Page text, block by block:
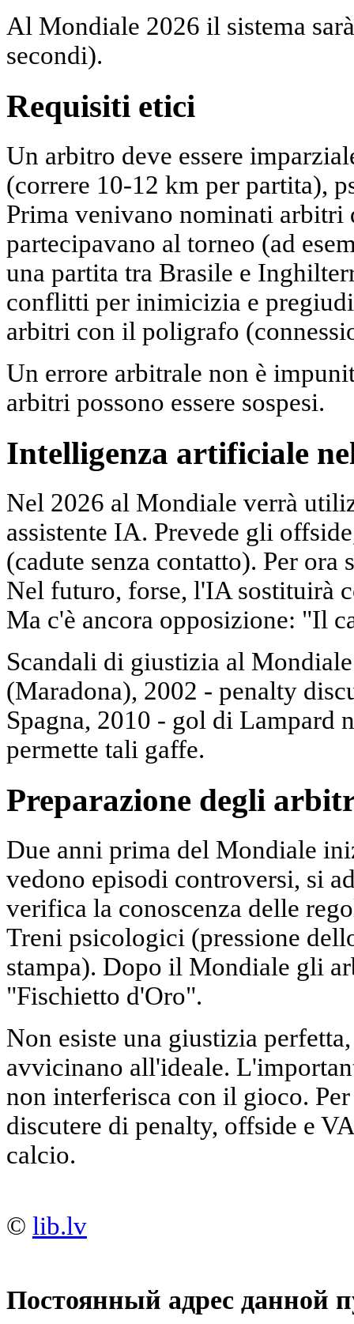
Al Mondiale 2026 il sistema
secondi).
Requisiti etici
Un arbitro deve essere
(correre 10-12 km per partita),
Prima venivano nominati arbitri
partecipavano al torneo (ad
una partita tra Brasile e
conflitti per inimicizia e
arbitri con il poligrafo
Un errore arbitrale non è
arbitri possono essere sospesi.
Intelligenza artificiale
Nel 2026 al Mondiale verrà
assistente IA. Prevede gli
(cadute senza contatto). Per
Nel futuro, forse, l'IA sostituirà
Ma c'è ancora opposizione: "Il
Scandali di giustizia al
(Maradona), 2002 - penalty
Spagna, 2010 - gol di Lampard
permette tali gaffe.
Preparazione degli
Due anni prima del Mondiale
vedono episodi controversi, si
verifica la conoscenza delle
Treni psicologici (pressione
stampa). Dopo il Mondiale gli
"Fischietto d'Oro".
Non esiste una giustizia
avvicinano all'ideale.
non interferisca con il gioco.
discutere di penalty, offside e
calcio.
© lib.lv
Постоянный адрес данной